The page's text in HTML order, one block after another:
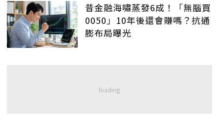
昔金融海嘯蒸發6成！「無腦買
0050」10年後還會賺嗎？抗通
膨布局曝光